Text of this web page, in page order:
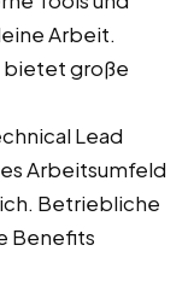
Arbeit.
bietet große
Lead
Arbeitsumfeld
Betriebliche
Benefits